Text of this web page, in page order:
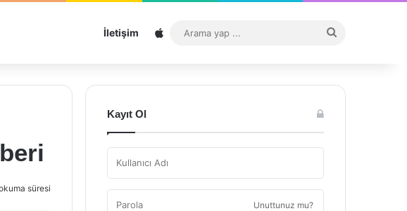
İletişim Sitemap
...
süresi
Kayıt Ol
Unuttunuz mu?